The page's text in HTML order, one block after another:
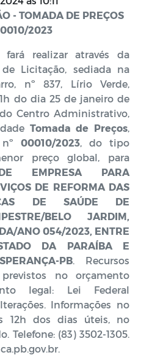
- TOMADA DE PREÇOS
2023
realizar através da
Licitação, sediada na
nº 837, Lírio Verde,
do dia 25 de janeiro de
Centro Administrativo,
Tomada de Preços,
00010/2023, do tipo
preço global, para
DE EMPRESA PARA
DE REFORMA DAS
DE SAÚDE DE
BELO JARDIM,
ANO 054/2023, ENTRE
DA PARAÍBA E
PB. Recursos
previstos no orçamento
legal: Lei Federal
Informações no
12h dos dias úteis, no
Telefone: (83) 3502-1305.